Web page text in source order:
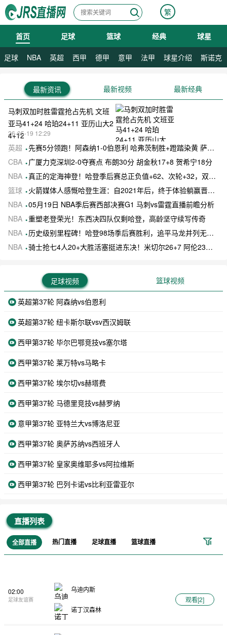
繁
首页 足球 篮球 经典 球星
足球 NBA 英超 西甲 德甲 意甲 法甲 球星介绍 斯诺克
最新资讯 最新视频 最新经典
马刺双加时胜雷霆抢占先机 文班
亚马41+24 哈珀24+11 亚历山大2
4+12
26-05-19 12:29
英超
先赛5分领跑！阿森纳1-0伯恩利 哈弗茨制胜+蹬踏染黄 萨卡献助攻
CBA
广厦力克深圳2-0夺赛点 布朗30分 胡金秋17+8 贺希宁18分
NBA 真正的定海神登！哈登季后赛总正负值+62、次轮+32，双数据领跑骑士全队
篮球
火箭媒体人感慨哈登生涯：自2021年后，终于体验躺赢晋级滋味
NBA 05月19日 NBA季后赛西部决赛G1 马刺vs雷霆直播前瞻分析
NBA 重塑老登荣光！东西决四队仅剩哈登，高龄坚守续写传奇
NBA
历史级别里程碑！哈登98场季后赛胜利，追平马龙并列无冠球员历史第一
NBA 骑士抢七4人20+大胜活塞挺进东决！米切尔26+7 阿伦23分 梅里尔23分 詹金斯17分
足球视频 篮球视频
英超第37轮 阿森纳vs伯恩利
英超第37轮 纽卡斯尔联vsv西汉姆联
西甲第37轮 毕尔巴鄂竞技vs塞尔塔
西甲第37轮 莱万特vs马略卡
西甲第37轮 埃尔切vs赫塔费
西甲第37轮 马德里竞技vs赫罗纳
意甲第37轮 亚特兰大vs博洛尼亚
西甲第37轮 奥萨苏纳vs西班牙人
西甲第37轮 皇家奥维耶多vs阿拉维斯
西甲第37轮 巴列卡诺vs比利亚雷亚尔
直播列表
全部直播 热门直播 足球直播 篮球直播
08月09日 星期日
02:00
足球友谊赛
乌迪内斯
诺丁汉森林
观看[2]